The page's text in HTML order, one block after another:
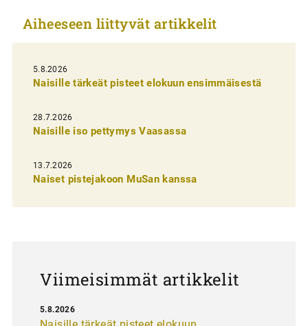
k
e
l
i
e
n
e
Aiheeseen liittyvät artikkelit
5.8.2026
Naisille tärkeät pisteet elokuun ensimmäisestä
28.7.2026
Naisille iso pettymys Vaasassa
13.7.2026
Naiset pistejakoon MuSan kanssa
Viimeisimmät artikkelit
5.8.2026